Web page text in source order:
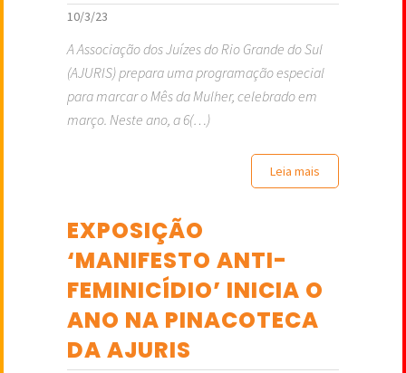
10/3/23
A Associação dos Juízes do Rio Grande do Sul
(AJURIS) prepara uma programação especial
para marcar o Mês da Mulher, celebrado em
março. Neste ano, a 6(…)
Leia mais
EXPOSIÇÃO
‘MANIFESTO ANTI-
FEMINICÍDIO’ INICIA O
ANO NA PINACOTECA
DA AJURIS